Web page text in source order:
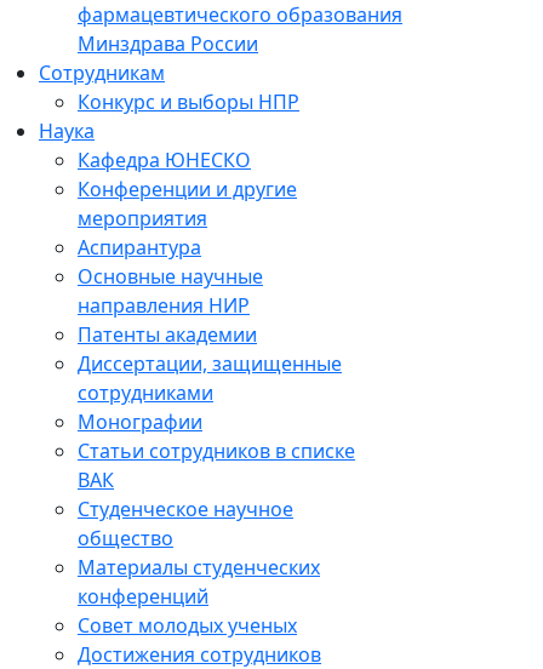
фармацевтического образования
Минздрава России
Сотрудникам
Конкурс и выборы НПР
Наука
Кафедра ЮНЕСКО
Конференции и другие
мероприятия
Аспирантура
Основные научные
направления НИР
Патенты академии
Диссертации, защищенные
сотрудниками
Монографии
Статьи сотрудников в списке
ВАК
Студенческое научное
общество
Материалы студенческих
конференций
Совет молодых ученых
Достижения сотрудников